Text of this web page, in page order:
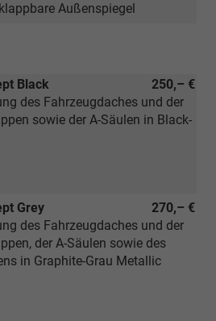
Außenspiegel
250,– €
Black
des Fahrzeugdaches und der
sowie der A-Säulen in Black-
270,– €
Grey
des Fahrzeugdaches und der
der A-Säulen sowie des
in Graphite-Grau Metallic